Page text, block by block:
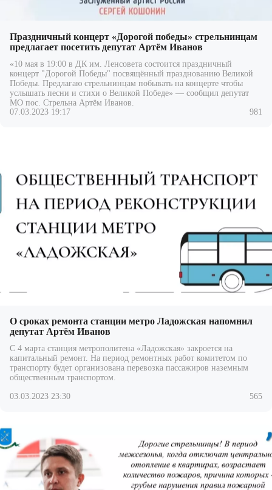
Праздничный концерт «Дорогой победы» стрельнинцам
предлагает посетить депутат Артём Иванов
«10 мая в 19:00 в ДК им. Ленсовета состоится праздничный
концерт "Дорогой Победы" посвящённый празднованию Великой
Победы. Предлагаю стрельнинцам побывать на концерте чтобы
услышать песни и стихи о Великой Победе» — сообщил депутат
МО пос. Стрельна Артём Иванов.
07.03.2023 19:17
981
О сроках ремонта станции метро Ладожская напомнил
депутат Артём Иванов
С 4 марта станция метрополитена «Ладожская» закроется на
капитальный ремонт. На период ремонтных работ комитетом по
транспорту будет организована перевозка пассажиров наземным
общественным транспортом.
03.03.2023 23:30 565